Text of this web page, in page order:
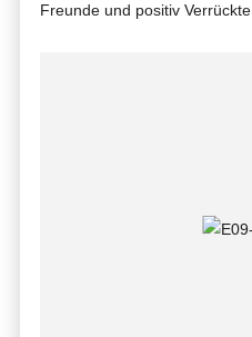
Freunde und positiv Verrückte.